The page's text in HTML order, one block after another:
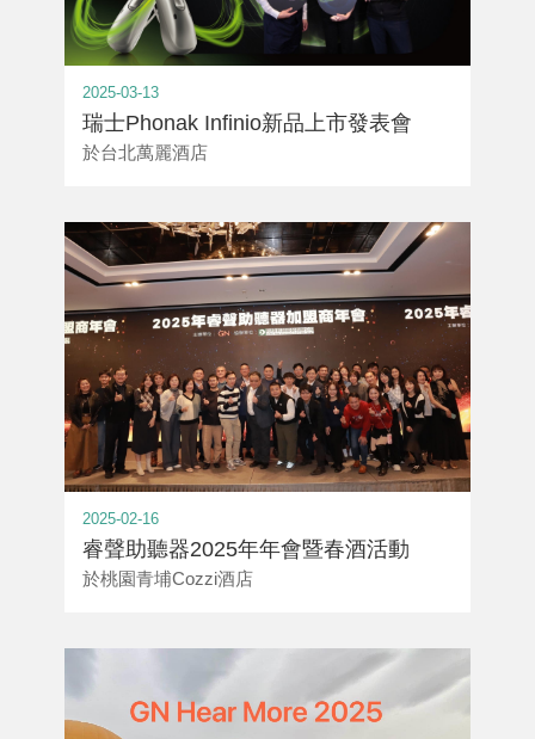
2025-03-13
瑞士Phonak Infinio新品上市發表會
於台北萬麗酒店
2025-02-16
睿聲助聽器2025年年會暨春酒活動
於桃園青埔Cozzi酒店